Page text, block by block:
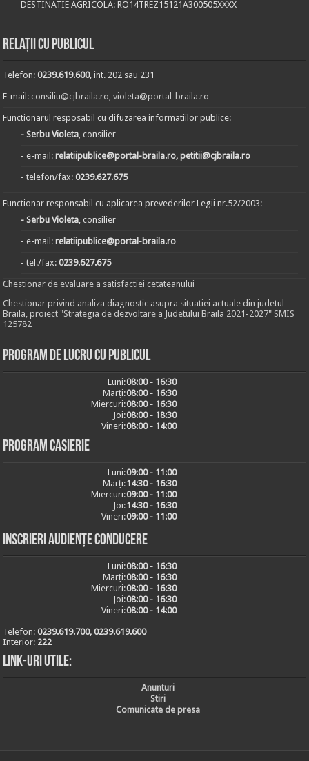
DESTINATIE AGRICOLA: RO14TREZ15121A300505XXXX
Relații cu publicul
Telefon:0239.619.600, int. 202 sau 231
E-mail:consiliu@cjbraila.ro,violeta@portal-braila.ro
Functionarul resposabil cu difuzarea informatiilor publice:
- Serbu Violeta, consilier
- e-mail:relatiipublice@portal-braila.ro, petitii@cjbraila.ro
- telefon/fax:0239.627.675
Functionar responsabil cu aplicarea prevederilor Legii nr.52/2003:
- Serbu Violeta, consilier
- e-mail:relatiipublice@portal-braila.ro
- tel./fax:0239.627.675
Chestionar de evaluare a satisfactiei cetateanului
Chestionar privind analiza diagnostic asupra situatiei actuale din judetul
Braila, proiect "Strategia de dezvoltare a Judetului Braila 2021-2027" SMIS
125782
Program de lucru cu publicul
Luni:08:00 - 16:30
Marți:08:00 - 16:30
Miercuri:08:00 - 16:30
Joi:08:00 - 18:30
Vineri:08:00 - 14:00
Program casierie
Luni:09:00 - 11:00
Marți:14:30 - 16:30
Miercuri:09:00 - 11:00
Joi:14:30 - 16:30
Vineri:09:00 - 11:00
Inscrieri audiențe conducere
Luni:08:00 - 16:30
Marți:08:00 - 16:30
Miercuri:08:00 - 16:30
Joi:08:00 - 16:30
Vineri:08:00 - 14:00
Telefon:0239.619.700, 0239.619.600
Interior: 222
Link-uri utile:
Anunturi
Stiri
Comunicate de presa